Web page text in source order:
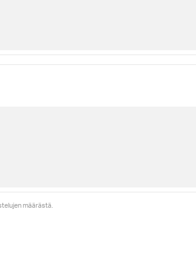
määrästä.